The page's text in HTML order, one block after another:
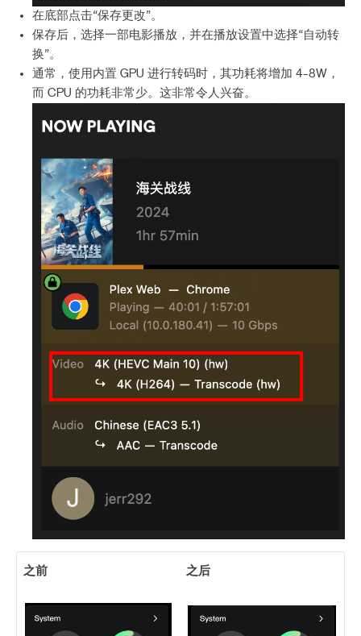
在底部点击“保存更改”。
保存后，选择一部电影播放，并在播放设置中选择“自动转
换”。
通常，使用内置 GPU 进行转码时，其功耗将增加 4-8W，
而 CPU 的功耗非常少。这非常令人兴奋。
之前 之后